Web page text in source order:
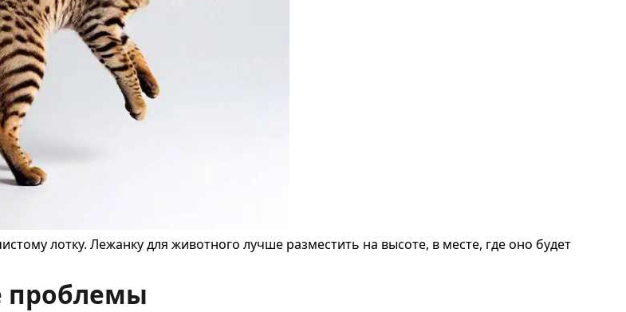
лотку. Лежанку для животного лучше разместить на высоте, в месте, где оно будет
проблемы